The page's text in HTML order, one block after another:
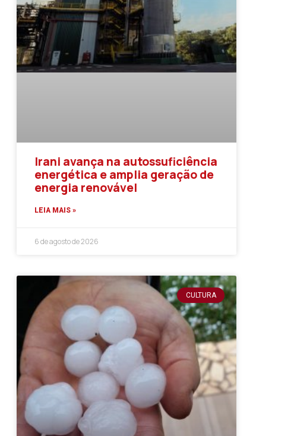
Irani avança na autossuficiência
energética e amplia geração de
energia renovável
LEIA MAIS »
6 de agosto de 2026
CULTURA